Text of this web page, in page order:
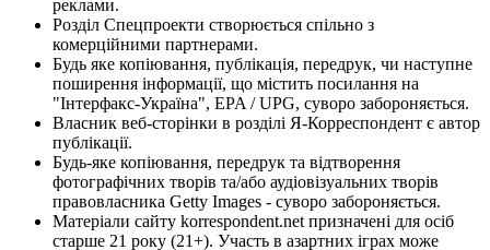
реклами.
Розділ Спецпроекти створюється спільно з
комерційними партнерами.
Будь яке копіювання, публікація, передрук, чи наступне
поширення інформації, що містить посилання на
"Інтерфакс-Україна", EPA / UPG, суворо забороняється.
Власник веб-сторінки в розділі Я-Корреспондент є автор
публікації.
Будь-яке копіювання, передрук та відтворення
фотографічних творів та/або аудіовізуальних творів
правовласника Getty Images - суворо забороняється.
Матеріали сайту korrespondent.net призначені для осіб
старше 21 року (21+). Участь в азартних іграх може